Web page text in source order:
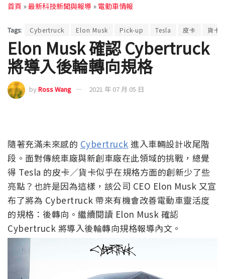
首頁 »最新科技新聞與報導 » 電動車情報
Tags: Cybertruck Elon Musk Pick-up Tesla 皮卡 貨卡
Elon Musk 確認 Cybertruck
將導入後輪轉向規格
byRoss Wang 2021 年 07 月 05 日
隨著充滿未來感的 Cybertruck 進入車輛設計收尾階
段。面對傳統車廠與新創車廠在此領域的挑戰，總覺
得 Tesla 的皮卡／貨卡似乎在規格方面的創新少了些
亮點？也許是因為這樣，該公司 CEO Elon Musk 又宣
布了將為 Cybertruck 帶來有機會改善電動車靈活度
的規格：後轉向。繼續閱讀 Elon Musk 確認
Cybertruck 將導入後輪轉向規格報導內文。